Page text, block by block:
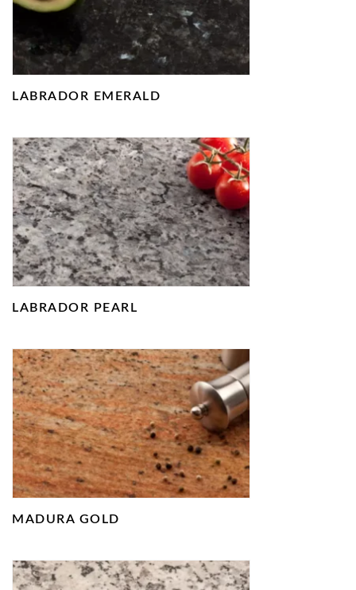
LABRADOR EMERALD
LABRADOR PEARL
MADURA GOLD